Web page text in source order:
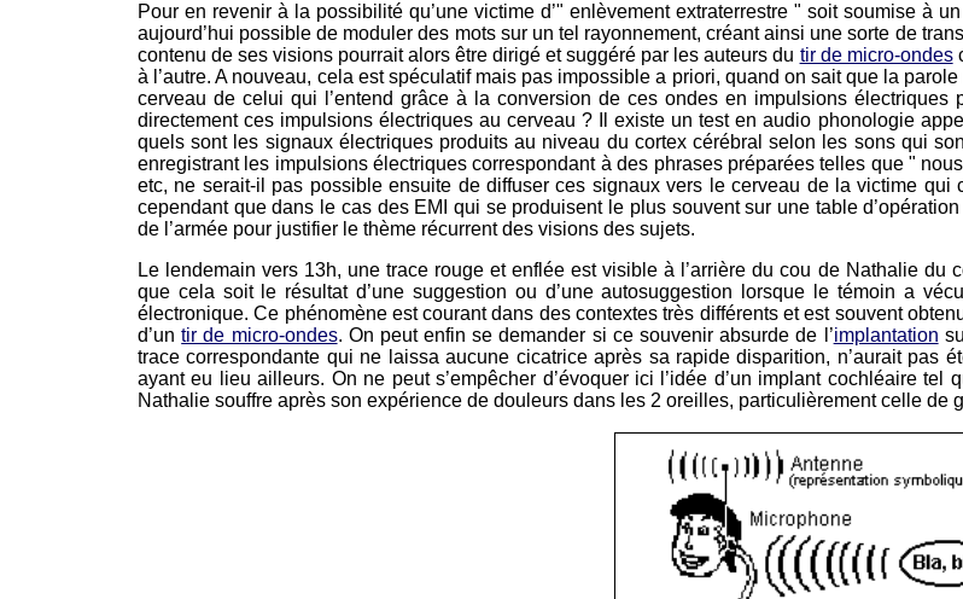
Pour en revenir à la possibilité qu’une victime d’" enlèvement extraterrestre " soit soumise à un
aujourd’hui possible de moduler des mots sur un tel rayonnement, créant ainsi une sorte de
contenu de ses visions pourrait alors être dirigé et suggéré par les auteurs du tir de micro-ondes
à l’autre. A nouveau, cela est spéculatif mais pas impossible a priori, quand on sait que la
cerveau de celui qui l’entend grâce à la conversion de ces ondes en impulsions
directement ces impulsions électriques au cerveau ? Il existe un test en audio phonologie
quels sont les signaux électriques produits au niveau du cortex cérébral selon les sons qui
enregistrant les impulsions électriques correspondant à des phrases préparées telles que "
etc, ne serait-il pas possible ensuite de diffuser ces signaux vers le cerveau de la victime
cependant que dans le cas des EMI qui se produisent le plus souvent sur une table
de l’armée pour justifier le thème récurrent des visions des sujets.
Le lendemain vers 13h, une trace rouge et enflée est visible à l’arrière du cou de Nathalie du
que cela soit le résultat d’une suggestion ou d’une autosuggestion lorsque le témoin a
électronique. Ce phénomène est courant dans des contextes très différents et est souvent
d’untir de micro-ondes. On peut enfin se demander si ce souvenir absurde de l’implantation
trace correspondante qui ne laissa aucune cicatrice après sa rapide disparition, n’aurait pas
ayant eu lieu ailleurs. On ne peut s’empêcher d’évoquer ici l’idée d’un implant cochléaire
Nathalie souffre après son expérience de douleurs dans les 2 oreilles, particulièrement celle de